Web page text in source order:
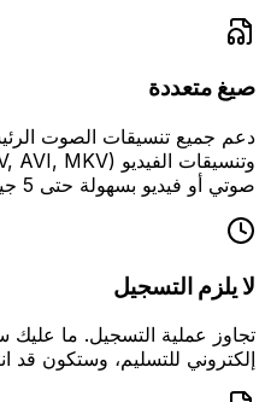
صيغ متعددة
صوتي أو فيديو بسهولة حتى 5 جيجابايت.
لا يلزم التسجيل
تجاوز عملية التسجيل. ما عليك
إلكتروني للتسليم، وستكون قد